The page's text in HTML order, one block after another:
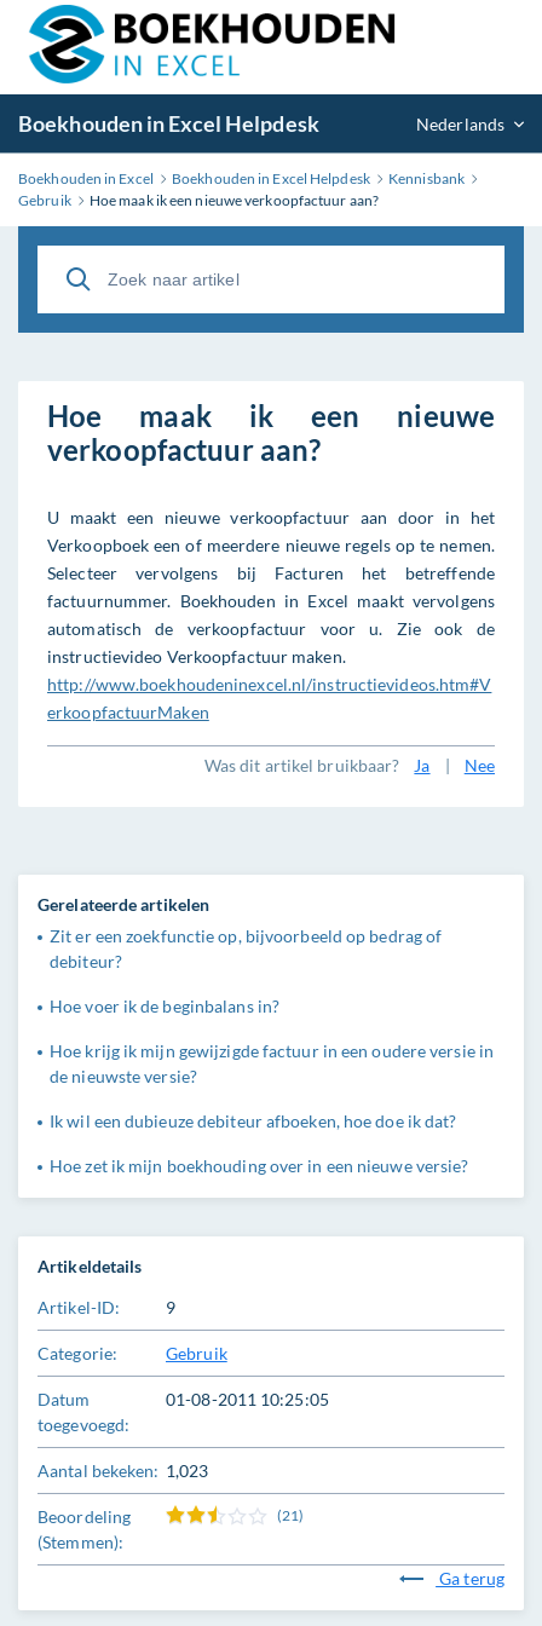
Boekhouden in Excel Helpdesk Nederlands
Boekhouden in Excel Boekhouden in Excel Helpdesk
Kennisbank
Gebruik
Hoe maak ik een nieuwe verkoopfactuur aan?
Hoe maak ik een nieuwe
verkoopfactuur aan?
U maakt een nieuwe verkoopfactuur aan door in het
Verkoopboek een of meerdere nieuwe regels op te nemen.
Selecteer vervolgens bij Facturen het betreffende
factuurnummer. Boekhouden in Excel maakt vervolgens
automatisch de verkoopfactuur voor u. Zie ook de
instructievideo Verkoopfactuur maken.
http://www.boekhoudeninexcel.nl/instructievideos.htm#V
erkoopfactuurMaken
Was dit artikel bruikbaar? Ja | Nee
Artikeldetails
Artikel-ID: 9
Categorie: Gebruik
Datum
toegevoegd:
01-08-2011 10:25:05
Aantal bekeken: 1,023
Beoordeling
(Stemmen):
(21)
Ga terug
Gerelateerde artikelen
Zit er een zoekfunctie op, bijvoorbeeld op bedrag of
debiteur?
Hoe voer ik de beginbalans in?
Hoe krijg ik mijn gewijzigde factuur in een oudere versie in
de nieuwste versie?
Ik wil een dubieuze debiteur afboeken, hoe doe ik dat?
Hoe zet ik mijn boekhouding over in een nieuwe versie?